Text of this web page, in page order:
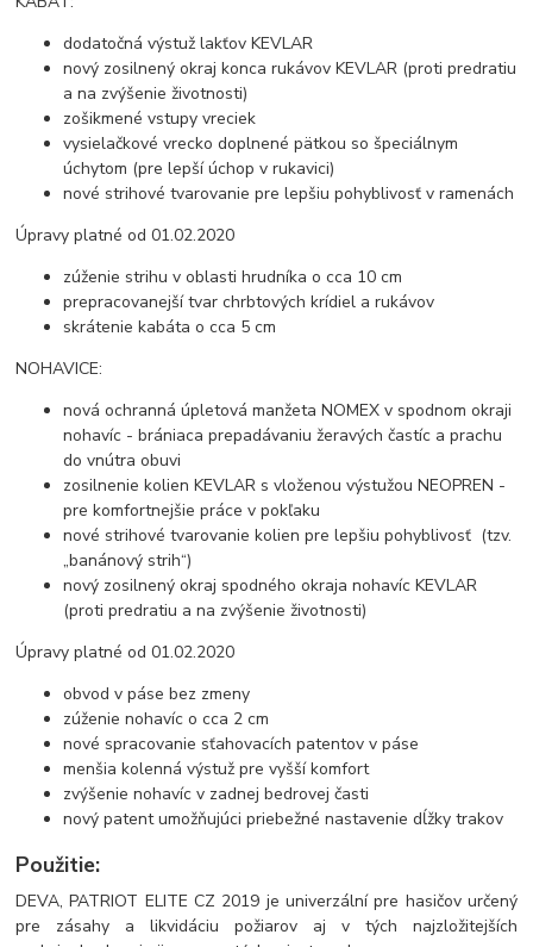
dodatočná výstuž lakťov KEVLAR
nový zosilnený okraj konca rukávov KEVLAR (proti predratiu
a na zvýšenie životnosti)
zošikmené vstupy vreciek
vysielačkové vrecko doplnené pätkou so špeciálnym
úchytom (pre lepší úchop v rukavici)
nové strihové tvarovanie pre lepšiu pohyblivosť v ramenách
Úpravy platné od 01.02.2020
zúženie strihu v oblasti hrudníka o cca 10 cm
prepracovanejší tvar chrbtových krídiel a rukávov
skrátenie kabáta o cca 5 cm
NOHAVICE:
nová ochranná úpletová manžeta NOMEX v spodnom okraji
nohavíc - brániaca prepadávaniu žeravých častíc a prachu
do vnútra obuvi
zosilnenie kolien KEVLAR s vloženou výstužou NEOPREN -
pre komfortnejšie práce v pokľaku
nové strihové tvarovanie kolien pre lepšiu pohyblivosť (tzv.
„banánový strih“)
nový zosilnený okraj spodného okraja nohavíc KEVLAR
(proti predratiu a na zvýšenie životnosti)
Úpravy platné od 01.02.2020
obvod v páse bez zmeny
zúženie nohavíc o cca 2 cm
nové spracovanie sťahovacích patentov v páse
menšia kolenná výstuž pre vyšší komfort
zvýšenie nohavíc v zadnej bedrovej časti
nový patent umožňujúci priebežné nastavenie dĺžky trakov
Použitie:
DEVA, PATRIOT ELITE CZ 2019 je univerzální pre hasičov určený
pre zásahy a likvidáciu požiarov aj v tých najzložitejších